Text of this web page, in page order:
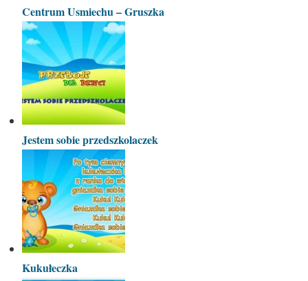
Centrum Usmiechu – Gruszka
Jestem sobie przedszkolaczek
Kukułeczka